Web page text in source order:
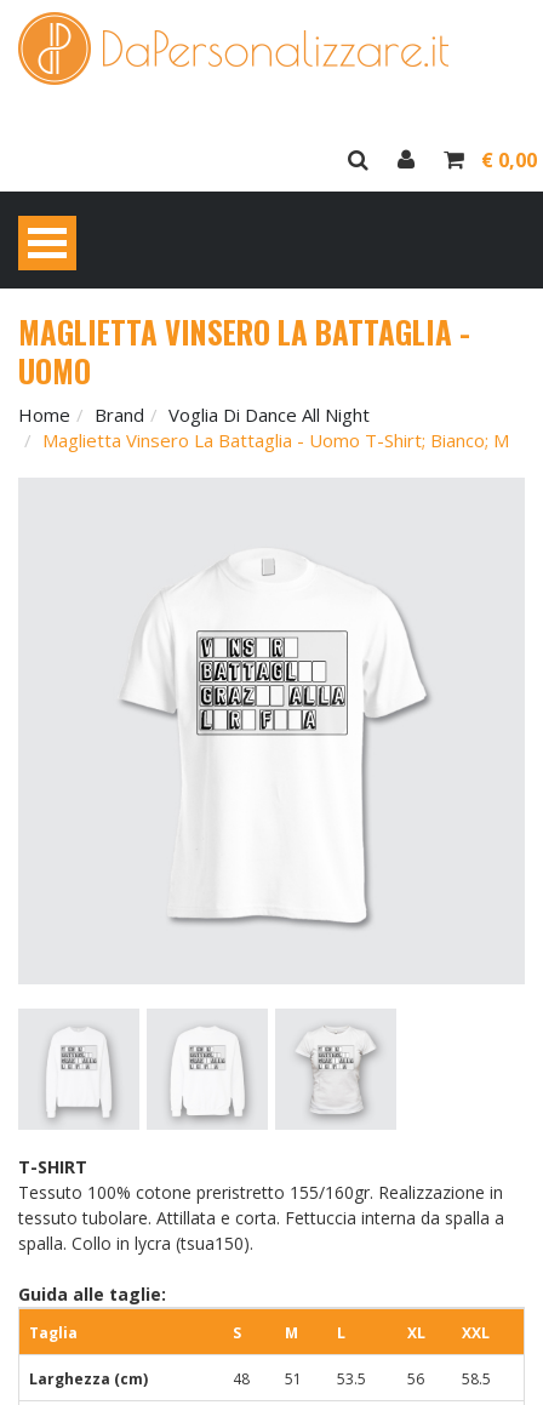
€ 0,00
MAGLIETTA VINSERO LA BATTAGLIA -
UOMO
Home Brand
Voglia Di Dance All Night
Maglietta Vinsero La Battaglia - Uomo T-Shirt; Bianco; M
T-SHIRT
Tessuto 100% cotone preristretto 155/160gr. Realizzazione in
tessuto tubolare. Attillata e corta. Fettuccia interna da spalla a
spalla. Collo in lycra (tsua150).
Guida alle taglie:
Taglia S M L XL XXL
Larghezza (cm) 48 51 53.5 56 58.5